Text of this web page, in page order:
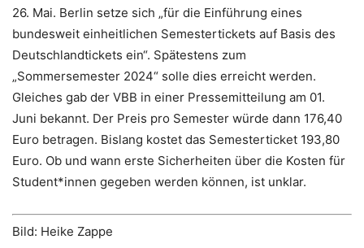
26. Mai. Berlin setze sich „für die Einführung eines
bundesweit einheitlichen Semestertickets auf Basis des
Deutschlandtickets ein“. Spätestens zum
„Sommersemester 2024“ solle dies erreicht werden.
Gleiches gab der VBB in einer Pressemitteilung am 01.
Juni bekannt. Der Preis pro Semester würde dann 176,40
Euro betragen. Bislang kostet das Semesterticket 193,80
Euro. Ob und wann erste Sicherheiten über die Kosten für
Student*innen gegeben werden können, ist unklar.
Bild: Heike Zappe